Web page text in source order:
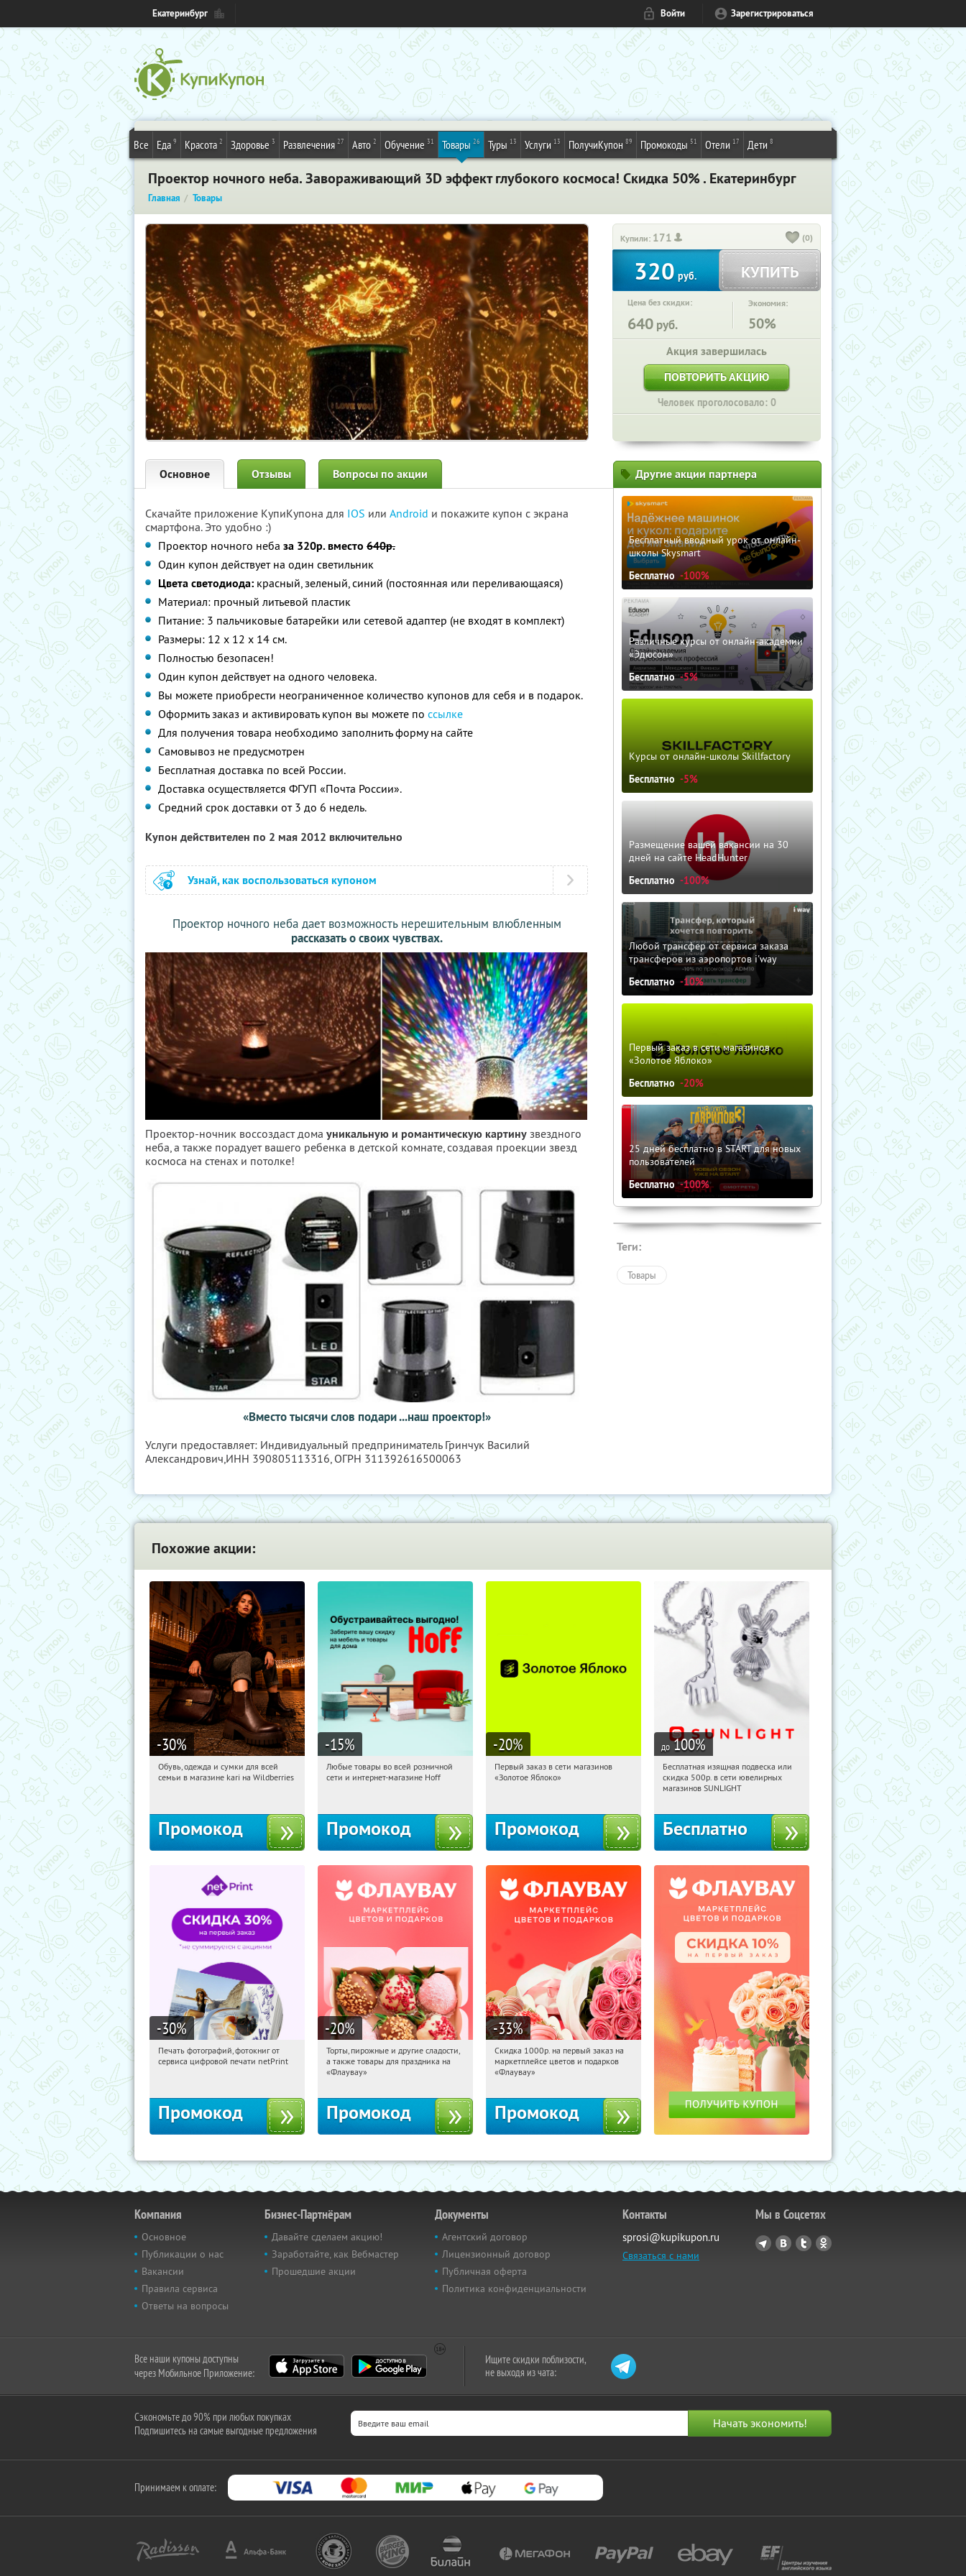
Екатеринбург Войти Зарегистрироваться
Все Еда 9 Красота 2 Здоровье 3 Развлечения 27 Авто 2 Обучение 31 Товары 26 Туры 13 Услуги 13 ПолучиКупон 89 Промокоды 51 Отели 17 Дети 8
Проектор ночного неба. Завораживающий 3D эффект глубокого космоса! Скидка 50% . Екатеринбург
Главная Товары
Купили: 171 (0)
320 руб. КУПИТЬ
Цена без скидки:
640 руб.
Экономия:
50%
Акция завершилась
ПОВТОРИТЬ АКЦИЮ
Человек проголосовало: 0
Основное Отзывы Вопросы по акции
Скачайте приложение КупиКупона для IOS или Android и покажите купон с экрана
смартфона. Это удобно :)
Проектор ночного неба за 320р. вместо 640р.
Один купон действует на один светильник
Цвета светодиода: красный, зеленый, синий (постоянная или переливающаяся)
Материал: прочный литьевой пластик
Питание: 3 пальчиковые батарейки или сетевой адаптер (не входят в комплект)
Размеры: 12 х 12 х 14 см.
Полностью безопасен!
Один купон действует на одного человека.
Вы можете приобрести неограниченное количество купонов для себя и в подарок.
Оформить заказ и активировать купон вы можете по ссылке
Для получения товара необходимо заполнить форму на сайте
Самовывоз не предусмотрен
Бесплатная доставка по всей России.
Доставка осуществляется ФГУП «Почта России».
Средний срок доставки от 3 до 6 недель.
Купон действителен по 2 мая 2012 включительно
Узнай, как воспользоваться купоном
Проектор ночного неба дает возможность нерешительным влюбленным
рассказать о своих чувствах.
Проектор-ночник воссоздаст дома уникальную и романтическую картину звездного
неба, а также порадует вашего ребенка в детской комнате, создавая проекции звезд
космоса на стенах и потолке!
«Вместо тысячи слов подари ...наш проектор!»
Услуги предоставляет: Индивидуальный предприниматель Гринчук Василий
Александрович, ИНН 390805113316 , ОГРН 311392616500063
Другие акции партнера
Бесплатный вводный урок от онлайн-
школы Skysmart
Бесплатно -100%
Различные курсы от онлайн-академии
«Эдюсон»
Бесплатно -5%
Курсы от онлайн-школы Skillfactory
Бесплатно -5%
Размещение вашей вакансии на 30
дней на сайте HeadHunter
Бесплатно -100%
Любой трансфер от сервиса заказа
трансферов из аэропортов i'way
Бесплатно -10%
Первый заказ в сети магазинов
«Золотое Яблоко»
Бесплатно -20%
25 дней бесплатно в START для новых
пользователей
Бесплатно -100%
Теги:
Товары
Похожие акции:
-30%
15:33:48
Получи первым!
Обувь, одежда и сумки для всей
семьи в магазине kari на Wildberries
Промокод
-15%
15:33:48 Получили:
Любые товары во всей розничной
сети и интернет-магазине Hoff
Промокод
-20%
15:33:48
Получи первым!
Первый заказ в сети магазинов
«Золотое Яблоко»
Промокод
до 100%
15:33:48 Получили:
Россия
Бесплатная изящная подвеска или
скидка 500р. в сети ювелирных
магазинов SUNLIGHT
Бесплатно
-30%
15:33:48 Получили:
Печать фотографий, фотокниг от
сервиса цифровой печати netPrint
Промокод
-20%
15:33:48 Получили:
Россия
Торты, пирожные и другие сладости,
а также товары для праздника на
«Флаувау»
Промокод
-33%
15:33:48 Получили:
Россия
Скидка 1000р. на первый заказ на
маркетплейсе цветов и подарков
«Флаувау»
Промокод
Компания
Основное
Публикации о нас
Вакансии
Правила сервиса
Ответы на вопросы
Бизнес-Партнёрам
Давайте сделаем акцию!
Заработайте, как Вебмастер
Прошедшие акции
Документы
Агентский договор
Лицензионный договор
Публичная оферта
Политика конфиденциальности
Контакты
sprosi@kupikupon.ru
Связаться с нами
Мы в Соцсетях
Все наши купоны доступны
через Мобильное Приложение:
Ищите скидки поблизости,
не выходя из чата:
Сэкономьте до 90% при любых покупках
Подпишитесь на самые выгодные предложения
Принимаем к оплате: